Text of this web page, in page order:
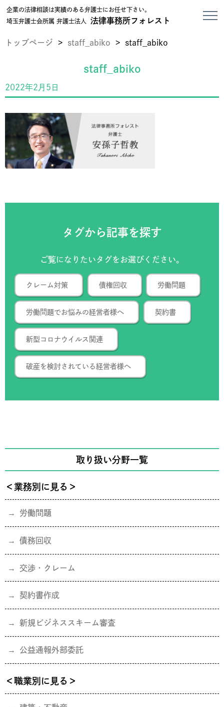
企業の法律相談は実績のある弁護士にお任せ下さい。
埼玉弁護士会所属 弁護士法人
法律事務所フォレスト
トップページ > staff_abiko > staff_abiko
staff_abiko
2022年2月5日
タグから記事を探す
ご覧になりたいタグをお選びください。
クレーム対策 債権回収 労働問題
労働問題でお悩みの経営者様へ 契約書
新型コロナウイルス関連
破産を検討されている経営者様へ
取り扱い分野一覧
＜業務別に見る＞
労働問題
債務回収
交渉・クレーム
契約書作成
新規ビジネススキーム審査
公益通報外部委託
＜職業別に見る＞